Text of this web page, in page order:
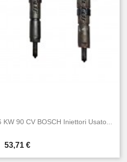
90 CV BOSCH Iniettori Usato...
Prezzo
53,71 €